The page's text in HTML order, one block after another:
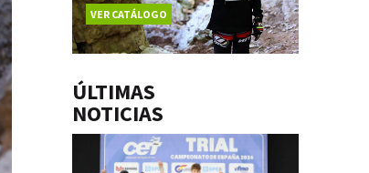
VER CATÁLOGO
ÚLTIMAS
NOTICIAS